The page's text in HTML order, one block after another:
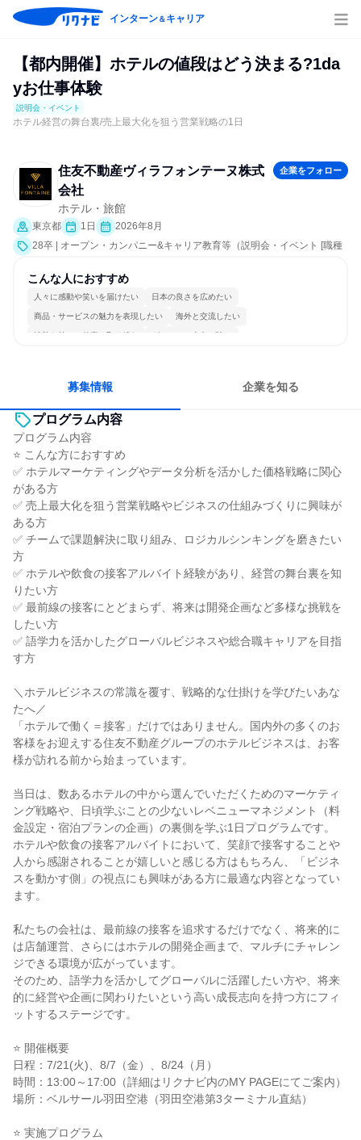
インターン＆キャリア
【都内開催】ホテルの値段はどう決まる?1da
yお仕事体験
説明会・イベント
ホテル経営の舞台裏/売上最大化を狙う営業戦略の1日
住友不動産ヴィラフォンテーヌ株式
会社
企業をフォロー
ホテル・旅館
東京都 1日
2026年8月
28卒 | オープン・カンパニー&キャリア教育等（説明会・イベント [職種
界研究]）
こんな人におすすめ
人々に感動や笑いを届けたい 日本の良さを広めたい
商品・サービスの魅力を表現したい 海外と交流したい
情熱を持って仕事に取り組む グローバル志向が強い
募集情報 企業を知る
プログラム内容
プログラム内容
⭐️ こんな方におすすめ
✅ ホテルマーケティングやデータ分析を活かした価格戦略に関心
がある方
✅ 売上最大化を狙う営業戦略やビジネスの仕組みづくりに興味が
ある方
✅ チームで課題解決に取り組み、ロジカルシンキングを磨きたい
方
✅ ホテルや飲食の接客アルバイト経験があり、経営の舞台裏を知
りたい方
✅ 最前線の接客にとどまらず、将来は開発企画など多様な挑戦を
したい方
✅ 語学力を活かしたグローバルビジネスや総合職キャリアを目指
す方
＼ホテルビジネスの常識を覆す、戦略的な仕掛けを学びたいあな
たへ／
「ホテルで働く＝接客」だけではありません。国内外の多くのお
客様をお迎えする住友不動産グループのホテルビジネスは、お客
様が訪れる前から始まっています。
当日は、数あるホテルの中から選んでいただくためのマーケティ
ング戦略や、日頃学ぶことの少ないレベニューマネジメント（料
金設定・宿泊プランの企画）の裏側を学ぶ1日プログラムです。
ホテルや飲食の接客アルバイトにおいて、笑顔で接客することや
人から感謝されることが嬉しいと感じる方はもちろん、「ビジネ
スを動かす側」の視点にも興味がある方に最適な内容となってい
ます。
私たちの会社は、最前線の接客を追求するだけでなく、将来的に
は店舗運営、さらにはホテルの開発企画まで、マルチにチャレン
ジできる環境が広がっています。
そのため、語学力を活かしてグローバルに活躍したい方や、将来
的に経営や企画に関わりたいという高い成長志向を持つ方にフィ
ットするステージです。
⭐️ 開催概要
日程：7/21(火)、8/7（金）、8/24（月）
時間：13:00～17:00（詳細はリクナビ内のMY PAGEにてご案内）
場所：ベルサール羽田空港（羽田空港第3ターミナル直結）
⭐️ 実施プログラム